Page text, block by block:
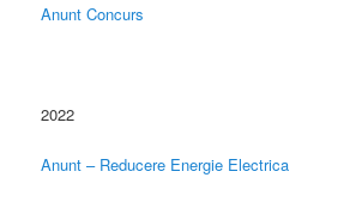
Anunt Concurs
2022
Anunt – Reducere Energie Electrica